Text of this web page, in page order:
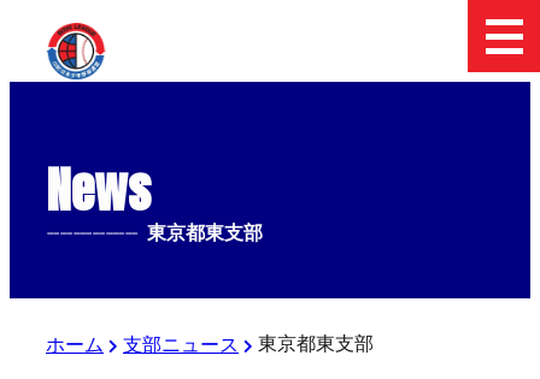
News
-------------- 東京都東支部
ホーム 支部ニュース 東京都東支部